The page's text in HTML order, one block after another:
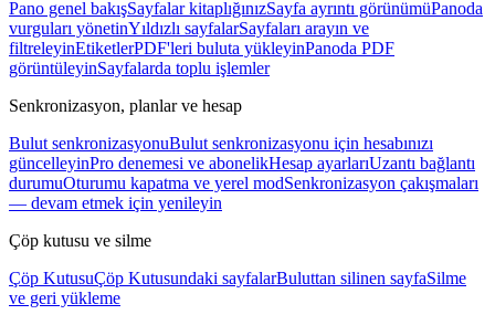
Pano genel bakışSayfalar kitaplığınızSayfa ayrıntı görünümüPanoda
vurguları yönetinYıldızlı sayfalarSayfaları arayın ve
filtreleyinEtiketlerPDF'leri buluta yükleyinPanoda PDF
görüntüleyinSayfalarda toplu işlemler
Senkronizasyon, planlar ve hesap
Bulut senkronizasyonuBulut senkronizasyonu için hesabınızı
güncelleyinPro denemesi ve abonelikHesap ayarlarıUzantı bağlantı
durumuOturumu kapatma ve yerel modSenkronizasyon çakışmaları
— devam etmek için yenileyin
Çöp kutusu ve silme
Çöp KutusuÇöp Kutusundaki sayfalarBuluttan silinen sayfaSilme
ve geri yükleme